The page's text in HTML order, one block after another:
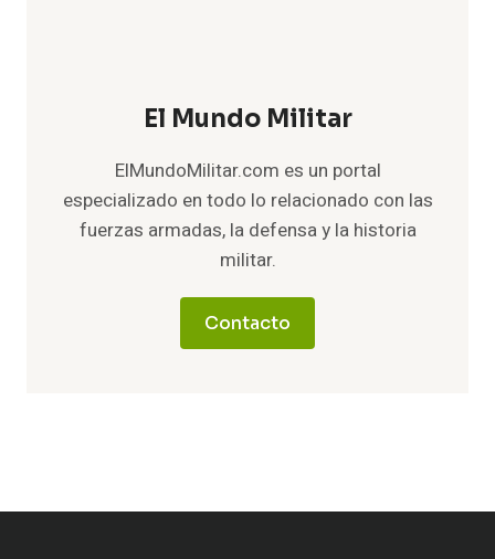
El Mundo Militar
ElMundoMilitar.com es un portal
especializado en todo lo relacionado con las
fuerzas armadas, la defensa y la historia
militar.
Contacto